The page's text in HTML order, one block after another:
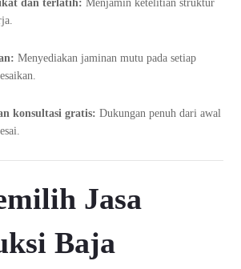
dan terlatih: Menjamin ketelitian struktur
Menyediakan jaminan mutu pada setiap
konsultasi gratis: Dukungan penuh dari awal
Jasa
Baja